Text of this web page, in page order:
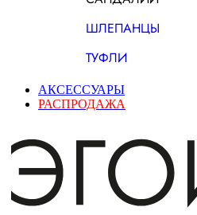
ШЛЕПАНЦЫ
ТУФЛИ
АКСЕССУАРЫ
РАСПРОДАЖА